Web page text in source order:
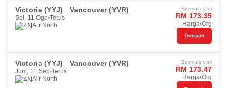
Victoria (YYJ) Vancouver (YVR)
Sel, 11 Ogo Terus
Air North
Bermula dari
RM 173.35
Harga/Org
Tempah
Victoria (YYJ) Vancouver (YVR)
Jum, 11 Sep Terus
Air North
Bermula dari
RM 173.47
Harga/Org